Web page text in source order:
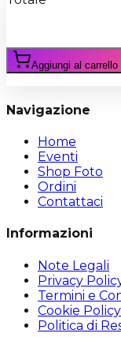
Aggiungi al carrello
Navigazione
Home
Eventi
Shop Foto
Ordini
Contattaci
Informazioni
Note Legali
Privacy
Termini e
Cookie Policy
Politica di